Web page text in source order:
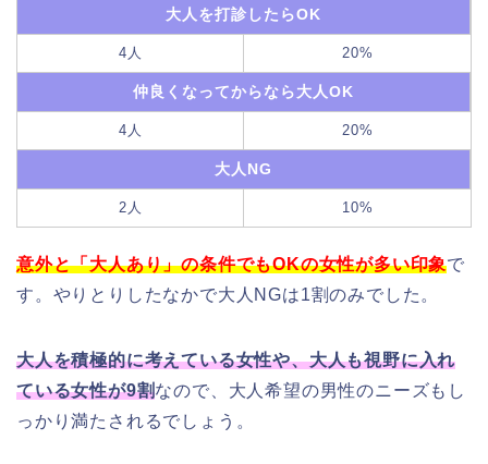
大人を打診したらOK
4人 20%
仲良くなってからなら大人OK
4人 20%
大人NG
2人 10%
意外と「大人あり」の条件でもOKの女性が多い印象で
す。やりとりしたなかで大人NGは1割のみでした。
大人を積極的に考えている女性や、大人も視野に入れ
ている女性が9割なので、大人希望の男性のニーズもし
っかり満たされるでしょう。